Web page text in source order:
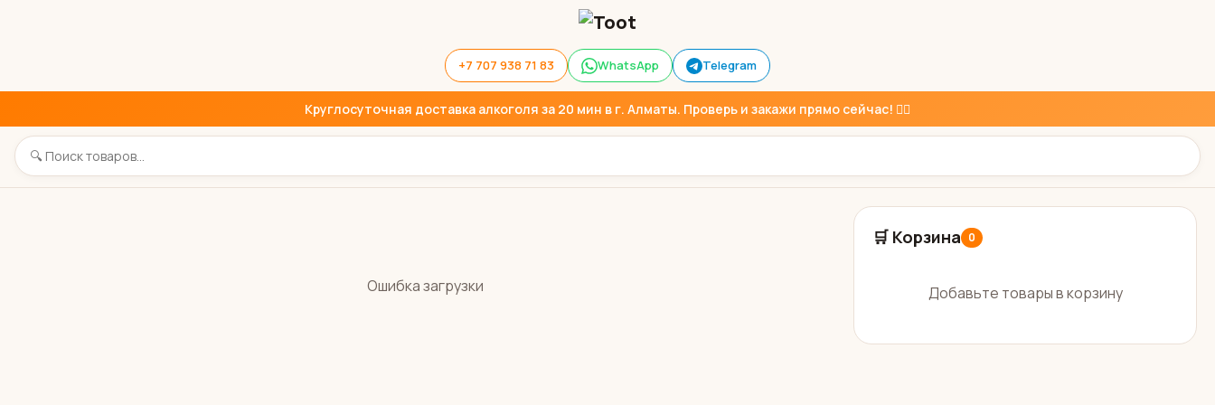
+7 707 938 71 83 WhatsApp Telegram
Круглосуточная доставка алкоголя за 20 мин в г. Алматы. Проверь и закажи прямо сейчас! 👇🏼
Ошибка загрузки
🛒 Корзина 0
Добавьте товары в корзину